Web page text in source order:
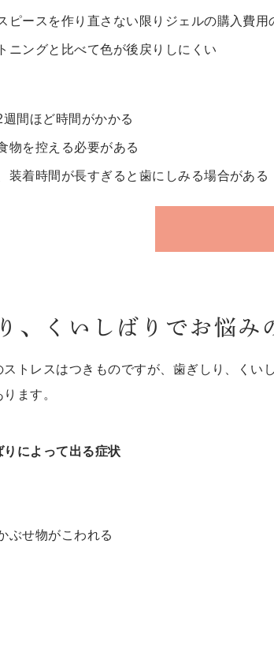
ピースを作り直さない限りジェルの購入費用
ニングと比べて色が後戻りしにくい
間ほど時間がかかる
物を控える必要がある
装着時間が長すぎると歯にしみる場合がある
、くいしばりでお悩み
トレスはつきものですが、歯ぎしり、く
ます。
によって出る症状
ぶせ物がこわれる